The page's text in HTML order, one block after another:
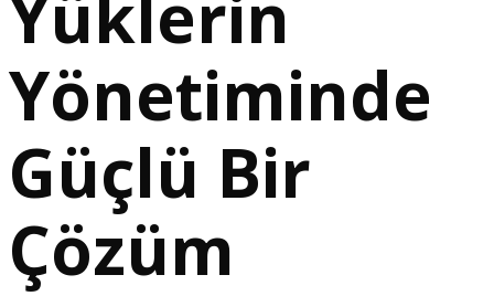
Yönetiminde
Güçlü Bir
Çözüm